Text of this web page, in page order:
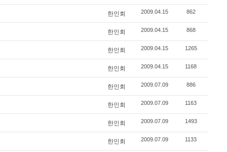
한인회 2009.04.15 862
한인회 2009.04.15 868
한인회 2009.04.15 1265
한인회 2009.04.15 1168
한인회 2009.07.09 886
한인회 2009.07.09 1163
한인회 2009.07.09 1493
한인회 2009.07.09 1133